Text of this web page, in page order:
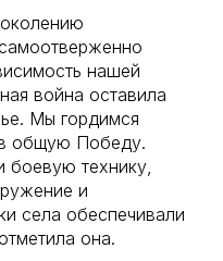
нашей
война оставила
Мы гордимся
общую Победу.
боевую технику,
и
села обеспечивали
она.